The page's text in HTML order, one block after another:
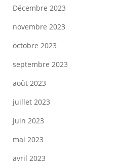
Décembre 2023
novembre 2023
octobre 2023
septembre 2023
août 2023
juillet 2023
juin 2023
mai 2023
avril 2023